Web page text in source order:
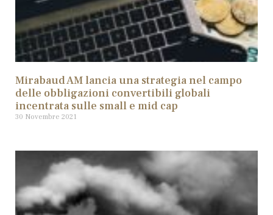
Mirabaud AM lancia una strategia nel campo
delle obbligazioni convertibili globali
incentrata sulle small e mid cap
30 Novembre 2021